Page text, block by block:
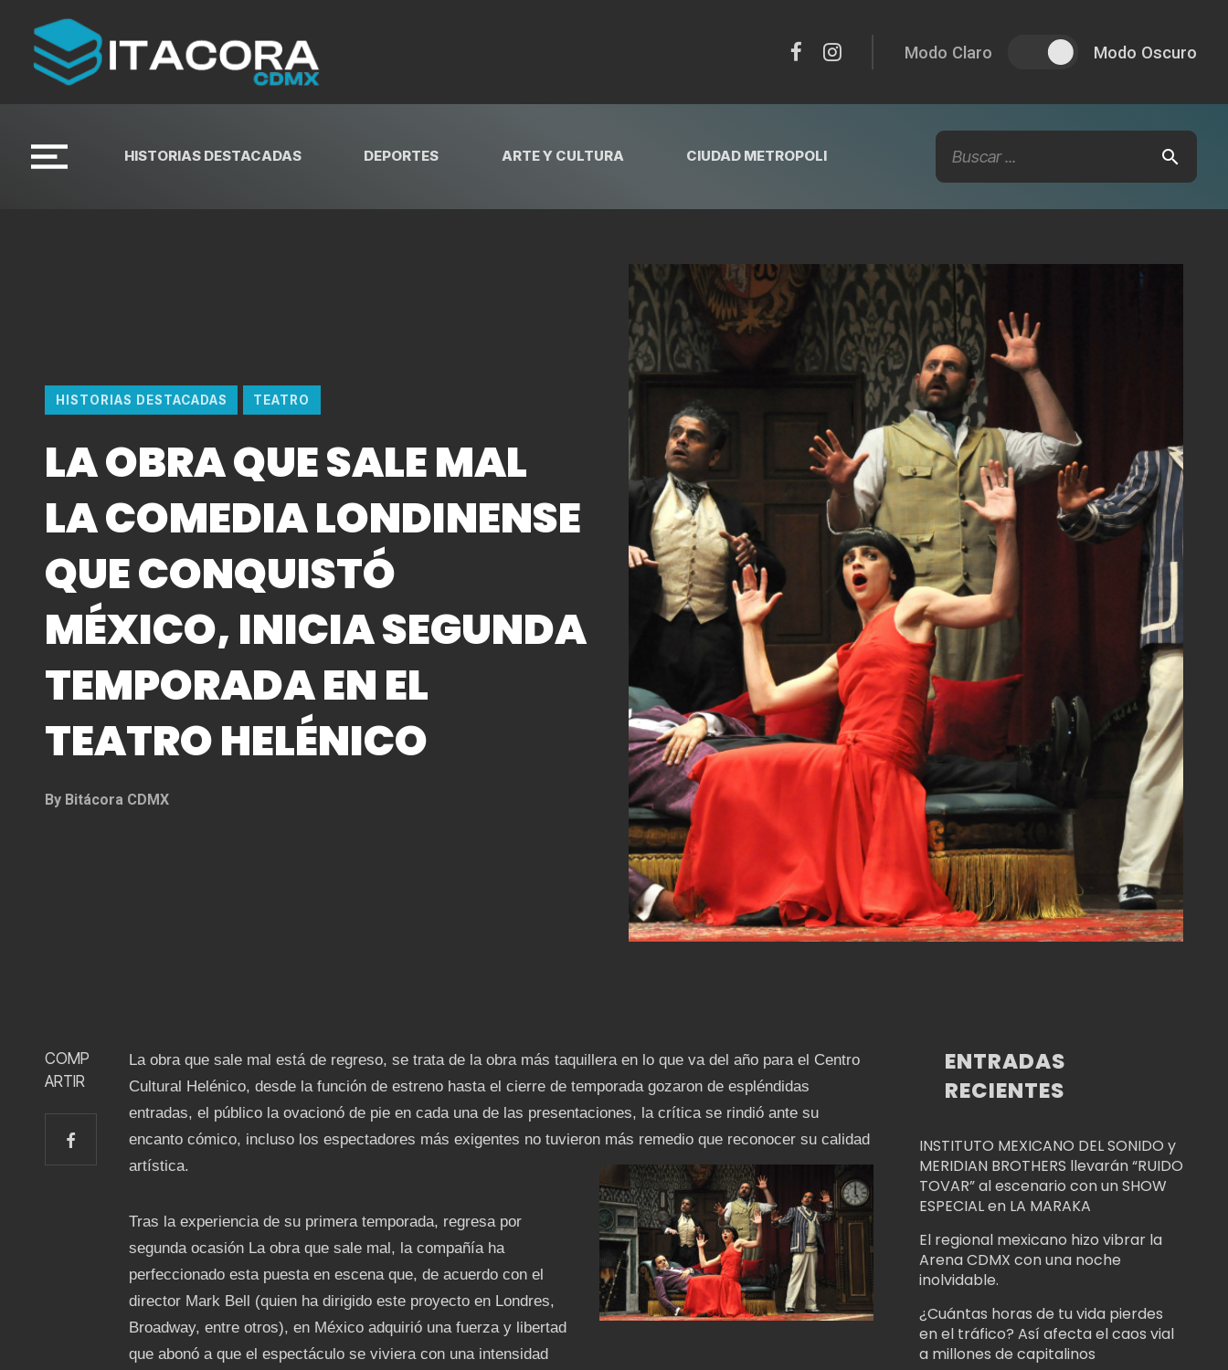
Modo Claro Modo Oscuro
HISTORIAS DESTACADAS DEPORTES ARTE Y CULTURA CIUDAD METROPOLI
HISTORIAS DESTACADAS TEATRO
LA OBRA QUE SALE MAL
LA COMEDIA LONDINENSE
QUE CONQUISTÓ
MÉXICO, INICIA SEGUNDA
TEMPORADA EN EL
TEATRO HELÉNICO
By Bitácora CDMX
COMP
ARTIR
La obra que sale mal está de regreso, se trata de la obra más taquillera en lo que va del año para el Centro
Cultural Helénico, desde la función de estreno hasta el cierre de temporada gozaron de espléndidas
entradas, el público la ovacionó de pie en cada una de las presentaciones, la crítica se rindió ante su
encanto cómico, incluso los espectadores más exigentes no tuvieron más remedio que reconocer su calidad
artística.
Tras la experiencia de su primera temporada, regresa por
segunda ocasión La obra que sale mal, la compañía ha
perfeccionado esta puesta en escena que, de acuerdo con el
director Mark Bell (quien ha dirigido este proyecto en Londres,
Broadway, entre otros), en México adquirió una fuerza y libertad
que abonó a que el espectáculo se viviera con una intensidad
ENTRADAS
RECIENTES
INSTITUTO MEXICANO DEL SONIDO y
MERIDIAN BROTHERS llevarán “RUIDO
TOVAR” al escenario con un SHOW
ESPECIAL en LA MARAKA
El regional mexicano hizo vibrar la
Arena CDMX con una noche
inolvidable.
¿Cuántas horas de tu vida pierdes
en el tráfico? Así afecta el caos vial
a millones de capitalinos